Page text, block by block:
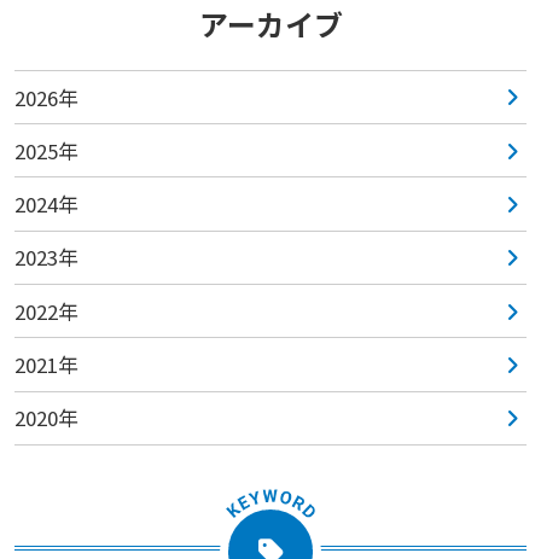
アーカイブ
2026年
2025年
2024年
2023年
2022年
2021年
2020年